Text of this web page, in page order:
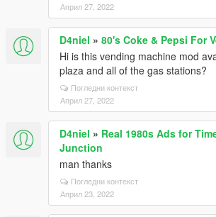
Април 27, 2022
D4niel » 80's Coke & Pepsi For
Hi is this vending machine mod
plaza and all of the gas stations?
Погледни контекст
Април 27, 2022
D4niel » Real 1980s Ads for
Junction
man thanks
Погледни контекст
Април 23, 2022